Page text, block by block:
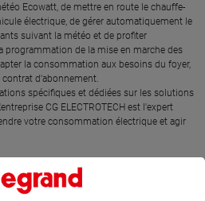
Ecowatt, de mettre en route le chauffe-
électrique, de gérer automatiquement le
suivant la météo et de profiter
programmation de la mise en marche des
la consommation aux besoins du foyer,
d'abonnement.
spécifiques et dédiées sur les solutions
CG ELECTROTECH est l'expert
votre consommation électrique et agir